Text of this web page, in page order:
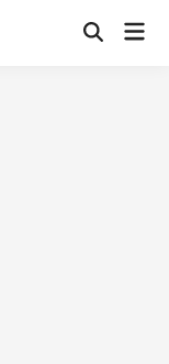
Abrir